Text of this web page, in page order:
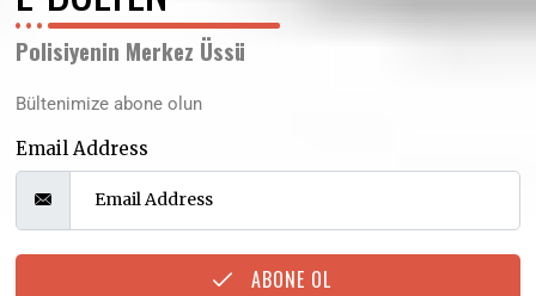
Polisiyenin Merkez Üssü
Bültenimize abone olun
Email Address
ABONE OL